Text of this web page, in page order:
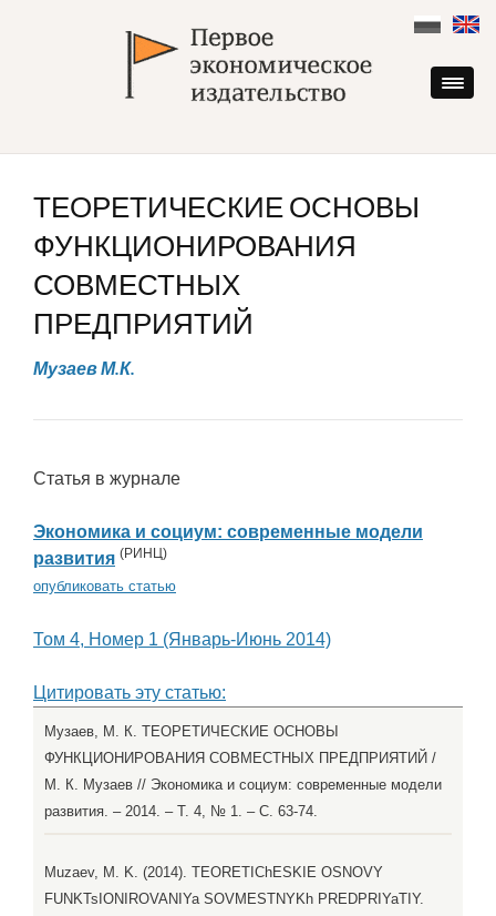
content
ТЕОРЕТИЧЕСКИЕ ОСНОВЫ
ФУНКЦИОНИРОВАНИЯ
СОВМЕСТНЫХ
ПРЕДПРИЯТИЙ
Музаев М.К.
Статья в журнале
Экономика и социум: современные модели
развития (РИНЦ)
опубликовать статью
Том 4, Номер 1 (Январь-Июнь 2014)
Цитировать эту статью:
Музаев, М. К. ТЕОРЕТИЧЕСКИЕ ОСНОВЫ
ФУНКЦИОНИРОВАНИЯ СОВМЕСТНЫХ ПРЕДПРИЯТИЙ /
М. К. Музаев // Экономика и социум: современные модели
развития. – 2014. – Т. 4, № 1. – С. 63-74.
Muzaev, M. K. (2014). TEORETIChESKIE OSNOVY
FUNKTsIONIROVANIYa SOVMESTNYKh PREDPRIYaTIY.